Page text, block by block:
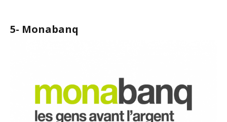
5- Monabanq